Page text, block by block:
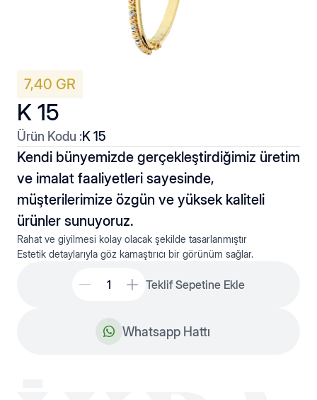
Düz Hallow
7,40 GR
K 15
Ürün Kodu :K 15
Kendi bünyemizde gerçekleştirdiğimiz üretim
ve imalat faaliyetleri sayesinde,
müşterilerimize özgün ve yüksek kaliteli
ürünler sunuyoruz.
Rahat ve giyilmesi kolay olacak şekilde tasarlanmıştır
Estetik detaylarıyla göz kamaştırıcı bir görünüm sağlar.
Teklif Sepetine Ekle
Whatsapp Hattı